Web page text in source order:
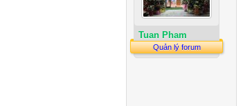
Tuan Pham
Quản lý forum